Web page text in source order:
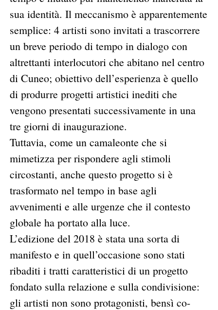
sua identità. Il meccanismo è apparentemente
semplice: 4 artisti sono invitati a trascorrere
un breve periodo di tempo in dialogo con
altrettanti interlocutori che abitano nel centro
di Cuneo; obiettivo dell’esperienza è quello
di produrre progetti artistici inediti che
vengono presentati successivamente in una
tre giorni di inaugurazione.
Tuttavia, come un camaleonte che si
mimetizza per rispondere agli stimoli
circostanti, anche questo progetto si è
trasformato nel tempo in base agli
avvenimenti e alle urgenze che il contesto
globale ha portato alla luce.
L’edizione del 2018 è stata una sorta di
manifesto e in quell’occasione sono stati
ribaditi i tratti caratteristici di un progetto
fondato sulla relazione e sulla condivisione:
gli artisti non sono protagonisti, bensì co-